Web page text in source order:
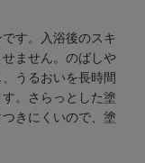
す。入浴後のスキ
ません。のばしや
うるおいを長時間
。さらっとした塗
きにくいので、塗